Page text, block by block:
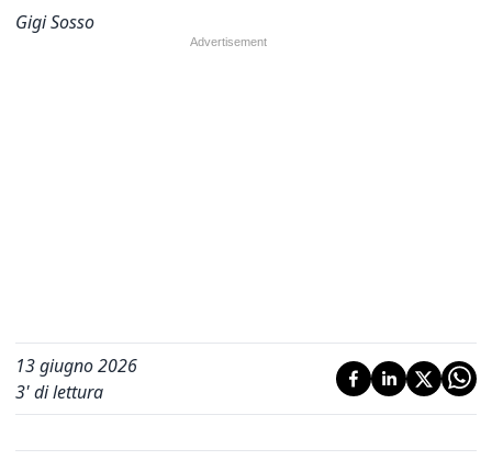
Gigi Sosso
13 giugno 2026
3' di lettura